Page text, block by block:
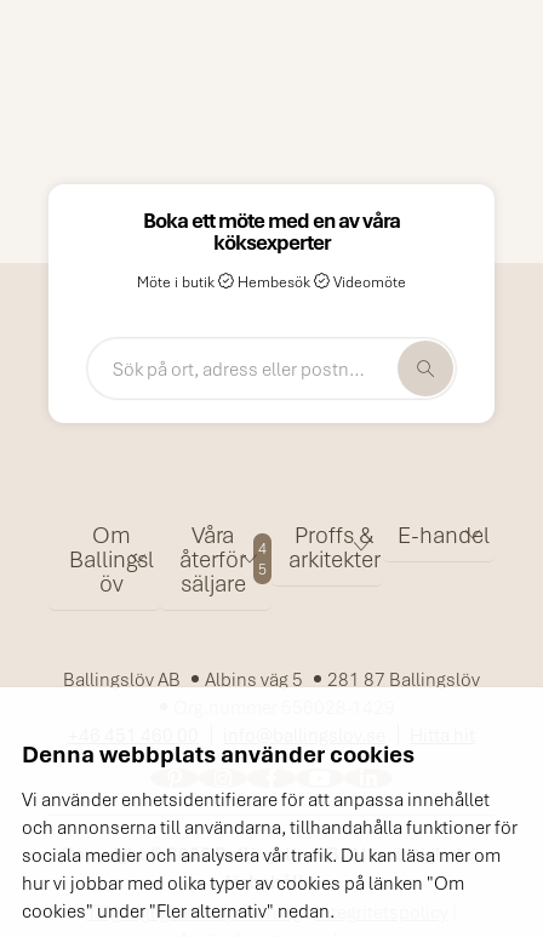
Denna webbplats använder cookies
Vi använder enhetsidentifierare för att anpassa innehållet
och annonserna till användarna, tillhandahålla funktioner för
sociala medier och analysera vår trafik. Du kan läsa mer om
hur vi jobbar med olika typer av cookies på länken "Om
cookies" under "Fler alternativ" nedan.
Boka ett möte med en av våra
köksexperter
Möte i butik Hembesök Videomöte
Om
Ballingsl
öv
Våra
återför
säljare
4
5
Proffs &
arkitekter
E-handel
Ballingslöv AB Albins väg 5
281 87 Ballingslöv
Copyright © 2026 Ballingslöv AB. Alla rättigheter
förbehålls.
Tillgänglighetsanpassning|Integritetspolicy